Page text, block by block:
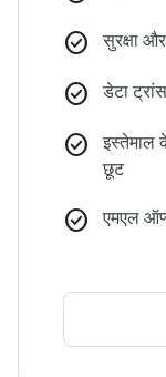
check_circle सुरक्षा
check_circle डेटा
check_circle
इस्तेमाल
छूट
check_circle एमएल